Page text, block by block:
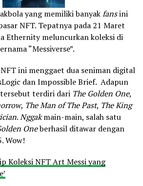
yang memiliki banyakfansini
NFT. Tepatnya pada 21 Maret
Ethernity meluncurkan koleksi di
“Messiverse”.
ini menggaet dua seniman digital
dan Impossible Brief. Adapun
terdiri dari The Golden One,
, The Man of The Past, The King
.Nggakmain-main, salah satu
Oneberhasil ditawar dengan
Wow!
Koleksi NFT Art Messi yang